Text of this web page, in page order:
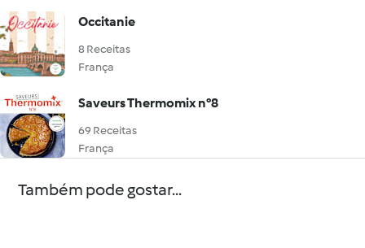
Occitanie
8 Receitas
França
Saveurs Thermomix n°8
69 Receitas
França
Também pode gostar...